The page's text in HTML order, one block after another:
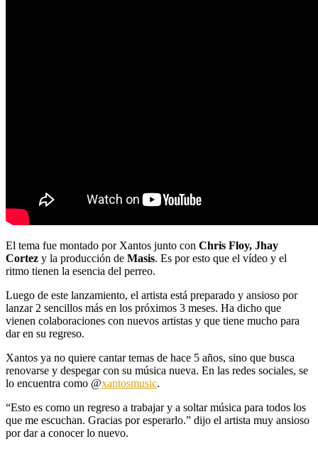
El tema fue montado por Xantos junto con Chris Floy, Jhay
Cortez y la producción de Masis. Es por esto que el vídeo y el
ritmo tienen la esencia del perreo.
Luego de este lanzamiento, el artista está preparado y ansioso por
lanzar 2 sencillos más en los próximos 3 meses. Ha dicho que
vienen colaboraciones con nuevos artistas y que tiene mucho para
dar en su regreso.
Xantos ya no quiere cantar temas de hace 5 años, sino que busca
renovarse y despegar con su música nueva. En las redes sociales, se
lo encuentra como @xantosmusic.
“Esto es como un regreso a trabajar y a soltar música para todos los
que me escuchan. Gracias por esperarlo.” dijo el artista muy ansioso
por dar a conocer lo nuevo.